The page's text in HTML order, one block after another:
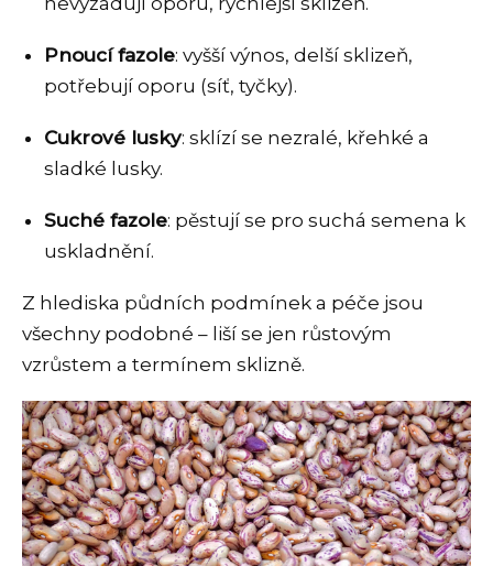
Pnoucí fazole: vyšší výnos, delší sklizeň,
potřebují oporu (síť, tyčky).
Cukrové lusky: sklízí se nezralé, křehké a
sladké lusky.
Suché fazole: pěstují se pro suchá semena k
uskladnění.
Z hlediska půdních podmínek a péče jsou
všechny podobné – liší se jen růstovým
vzrůstem a termínem sklizně.